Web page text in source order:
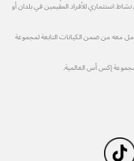
استثماري للأفراد المقيمين في بلدان أو
معه من ضمن الكيانات التابعة لمجموعة
إكس أس العالمية.